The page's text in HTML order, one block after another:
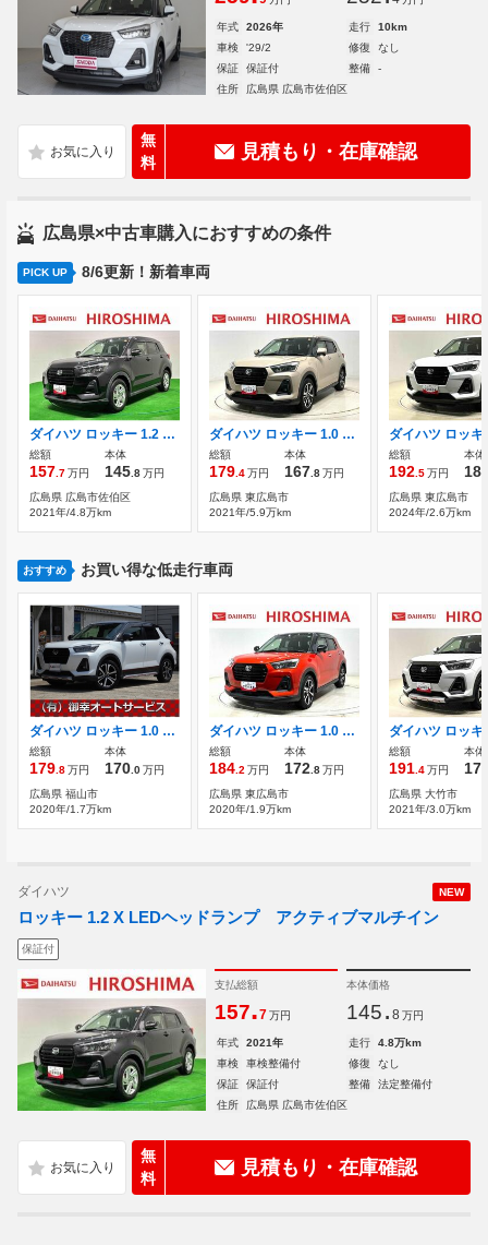
年式 2026年 走行
10km
車検
'29/2 修復
なし
保証
保証付 整備
-
住所
広島県 広島市佐伯区
無
料
見積もり・在庫確認
広島県×中古車購入におすすめの条件
PICK UP 8/6更新！新着車両
ダイハツ ロッキー 1.2 X LEDヘッドランプ アクティブマルチイン
総額
157 .7万円
本体
145 .8万円
広島県 広島市佐伯区
2021年/4.8万km
ダイハツ ロッキー 1.0 プレミアム Bluetoothオーディオ 盗難防止システム
総額
179 .4万円
本体
167 .8万円
広島県 東広島市
2021年/5.9万km
総額
192 .5万円
本体
広島県 東広島市
2024年/2.6万km
おすすめ お買い得な低走行車両
ダイハツ ロッキー 1.0 G アフターメンテナンス対応・シートヒーター
総額
179.8万円
本体
170.0万円
広島県 福山市
2020年/1.7万km
ダイハツ ロッキー 1.0 プレミアム 契約後点検/延長保証追加プランあり/ブラ
総額
184.2万円
本体
172.8万円
広島県 東広島市
2020年/1.9万km
総額
191.4万円
本体
広島県 大竹市
2021年/3.0万km
NEW
ダイハツ
ロッキー 1.2 X LEDヘッドランプ アクティブマルチイン
保証付
支払総額
157.7 万円
本体価格
145. 8 万円
年式 2021年 走行
4.8万km
車検
車検整備付 修復
なし
保証
保証付 整備
法定整備付
住所
広島県 広島市佐伯区
無
料
見積もり・在庫確認